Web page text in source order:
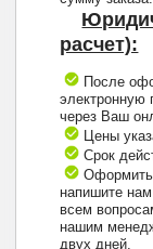
расчет):
После
электронную
через Ваш
Цены
Срок
Оформить
напишите
всем
нашим
двух дней.